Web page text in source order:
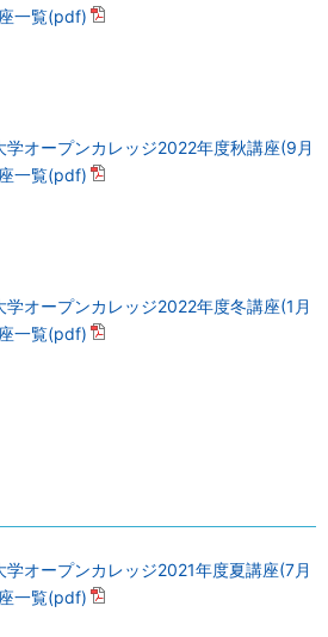
一覧(pdf)
学オープンカレッジ2022年度秋講座(9月
一覧(pdf)
学オープンカレッジ2022年度冬講座(1月
一覧(pdf)
学オープンカレッジ2021年度夏講座(7月
一覧(pdf)